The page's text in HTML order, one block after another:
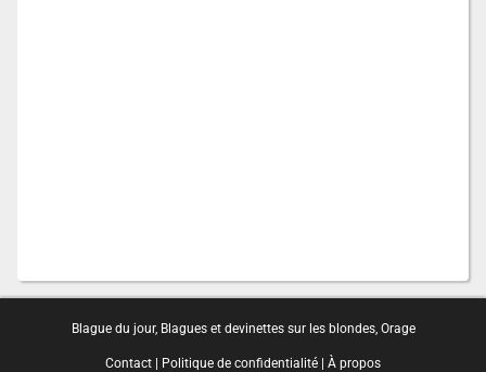
Blague du jour, Blagues et devinettes sur les blondes, Orage
Contact Politique de confidentialité À propos